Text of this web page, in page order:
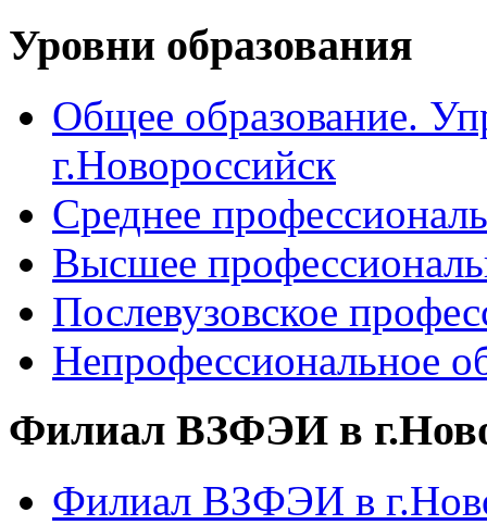
Уровни образования
Общее образование.
г.Новороссийск
Среднее
Высшее
Послевузовское
Непрофессиональное
Филиал ВЗФЭИ в
Филиал ВЗФЭИ в